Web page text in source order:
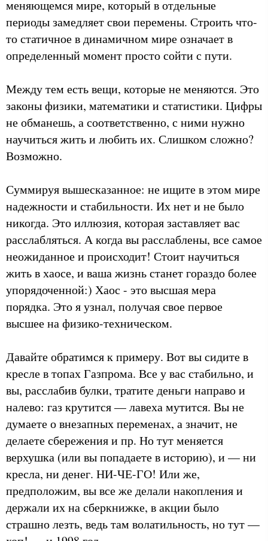
меняющемся мире, который в отдельные
периоды замедляет свои перемены. Строить что-
то статичное в динамичном мире означает в
определенный момент просто сойти с пути.
Между тем есть вещи, которые не меняются. Это
законы физики, математики и статистики. Цифры
не обманешь, а соответственно, с ними нужно
научиться жить и любить их. Слишком сложно?
Возможно.
Суммируя вышесказанное: не ищите в этом мире
надежности и стабильности. Их нет и не было
никогда. Это иллюзия, которая заставляет вас
расслабляться. А когда вы расслаблены, все самое
неожиданное и происходит! Стоит научиться
жить в хаосе, и ваша жизнь станет гораздо более
упорядоченной:) Хаос - это высшая мера
порядка. Это я узнал, получая свое первое
высшее на физико-техническом.
Давайте обратимся к примеру. Вот вы сидите в
кресле в топах Газпрома. Все у вас стабильно, и
вы, расслабив булки, тратите деньги направо и
налево: газ крутится — лавеха мутится. Вы не
думаете о внезапных переменах, а значит, не
делаете сбережения и пр. Но тут меняется
верхушка (или вы попадаете в историю), и — ни
кресла, ни денег. НИ-ЧЕ-ГО! Или же,
предположим, вы все же делали накопления и
держали их на сберкнижке, в акции было
страшно лезть, ведь там волатильность, но тут —